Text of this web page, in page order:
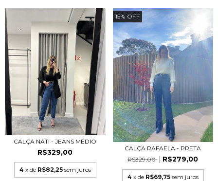
CALÇA NATI - JEANS MÉDIO
R$329,00
4 x de R$82,25 sem juros
15% OFF
CALÇA RAFAELA - PRETA
R$329,00
R$279,00
4 x de R$69,75 sem juros